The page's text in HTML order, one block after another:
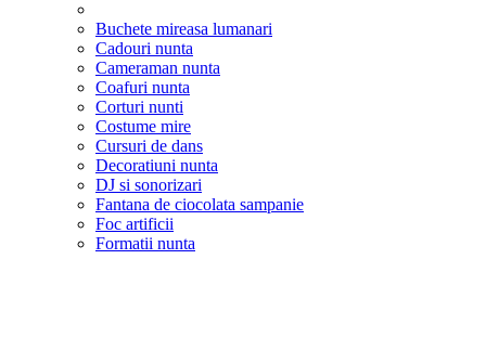
Buchete mireasa lumanari
Cadouri nunta
Cameraman nunta
Coafuri nunta
Corturi nunti
Costume mire
Cursuri de dans
Decoratiuni nunta
DJ si sonorizari
Fantana de ciocolata sampanie
Foc artificii
Formatii nunta